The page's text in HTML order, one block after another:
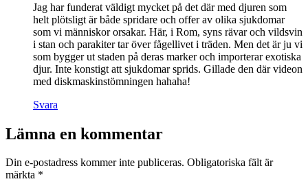
Jag har funderat väldigt mycket på det där med djuren som
helt plötsligt är både spridare och offer av olika sjukdomar
som vi människor orsakar. Här, i Rom, syns rävar och vildsvin
i stan och parakiter tar över fågellivet i träden. Men det är ju vi
som bygger ut staden på deras marker och importerar exotiska
djur. Inte konstigt att sjukdomar sprids. Gillade den där videon
med diskmaskinstömningen hahaha!
Svara
Lämna en kommentar
Din e-postadress kommer inte publiceras. Obligatoriska fält är
märkta *